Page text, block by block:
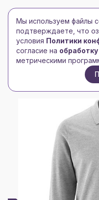
Toggle navigation
Toggle
Главная/Рубашки поло/
Рубашка поло
LSL Men, серый меланж
Мы используем файлы
подтверждаете, что
условия Политики
согласие на
метрическими